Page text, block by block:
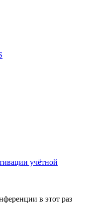
учётной
в этот раз